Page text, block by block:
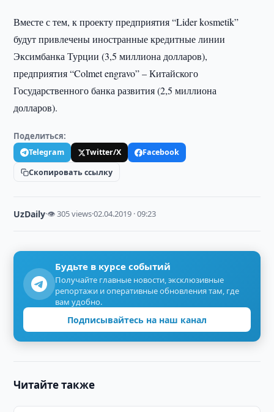
Вместе с тем, к проекту предприятия “Lider kosmetik”
будут привлечены иностранные кредитные линии
Эксимбанка Турции (3,5 миллиона долларов),
предприятия “Colmet engravo” – Китайского
Государственного банка развития (2,5 миллиона
долларов).
Поделиться:
Telegram Twitter/X
Facebook
Скопировать ссылку
UzDaily·👁 305 views·02.04.2019 · 09:23
Будьте в курсе событий
Получайте главные новости, эксклюзивные
репортажи и оперативные обновления там, где
вам удобно.
Подписывайтесь на наш канал
Читайте также